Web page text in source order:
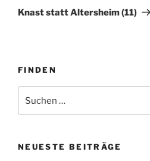
Beitrag
Knast statt Altersheim (11)
FINDEN
nach:
NEUESTE BEITRÄGE